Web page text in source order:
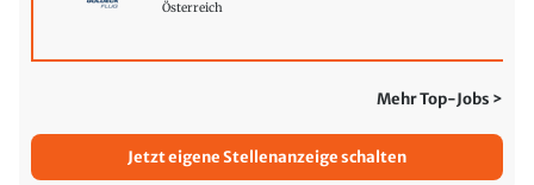
Österreich
Mehr Top-Jobs >
Jetzt eigene Stellenanzeige schalten